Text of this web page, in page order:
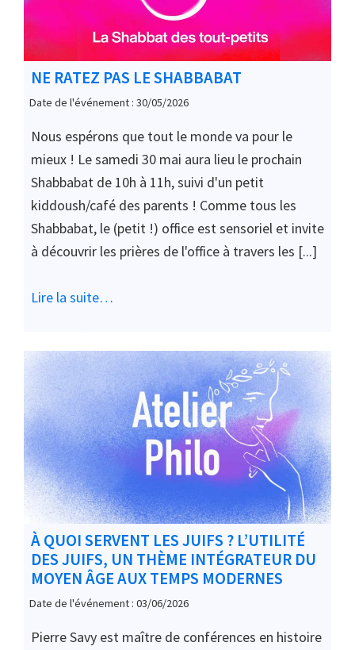
NE RATEZ PAS LE SHABBABAT
Date de l'événement : 30/05/2026
Nous espérons que tout le monde va pour le
mieux ! Le samedi 30 mai aura lieu le prochain
Shabbabat de 10h à 11h, suivi d'un petit
kiddoush/café des parents ! Comme tous les
Shabbabat, le (petit !) office est sensoriel et invite
à découvrir les prières de l'office à travers les [...]
Lire la suite…
À QUOI SERVENT LES JUIFS ? L’UTILITÉ
DES JUIFS, UN THÈME INTÉGRATEUR DU
MOYEN ÂGE AUX TEMPS MODERNES
Date de l'événement : 03/06/2026
Pierre Savy est maître de conférences en histoire